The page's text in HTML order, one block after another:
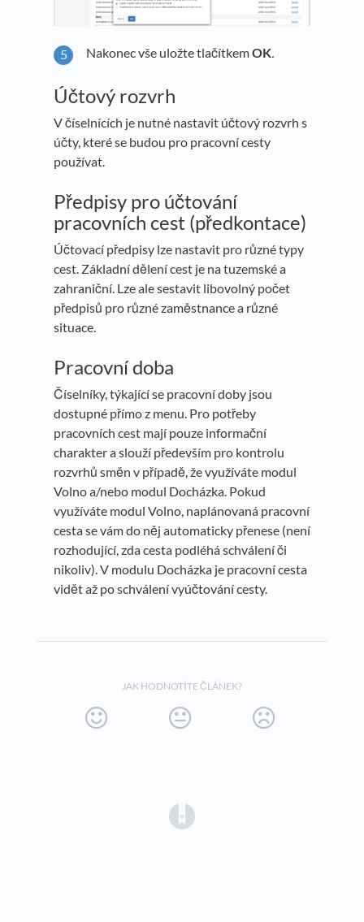
Nakonec vše uložte tlačítkemOK
Účtový rozvrh
V číselnících je nutné nastavit účtový rozvrh s
účty, které se budou pro pracovní cesty
používat.
Předpisy pro účtování
pracovních cest (předkontace)
Účtovací předpisy lze nastavit pro různé typy
cest. Základní dělení cest je na tuzemské a
zahraniční. Lze ale sestavit libovolný počet
předpisů pro různé zaměstnance a různé
situace.
Pracovní doba
Číselníky, týkající se pracovní doby jsou
dostupné přímo z menu. Pro potřeby
pracovních cest mají pouze informační
charakter a slouží především pro kontrolu
rozvrhů směn v případě, že využíváte modul
Volno a/nebo modul Docházka. Pokud
využíváte modul Volno, naplánovaná pracovní
cesta se vám do něj automaticky přenese (není
rozhodující, zda cesta podléhá schválení či
nikoliv). V modulu Docházka je pracovní cesta
vidět až po schválení vyúčtování cesty.
JAK HODNOTÍTE ČLÁNEK?